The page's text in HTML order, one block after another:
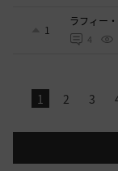
1
ラフィー
4
1 2 3